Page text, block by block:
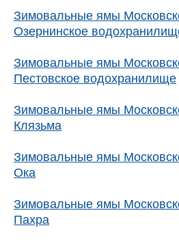
Зимовальные ямы
Озернинское
Зимовальные ямы
Пестовское водохранилище
Зимовальные ямы
Клязьма
Зимовальные ямы
Ока
Зимовальные ямы
Пахра